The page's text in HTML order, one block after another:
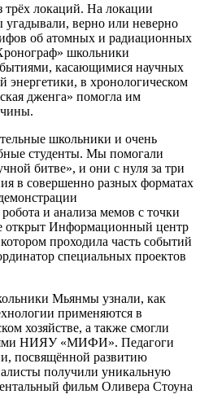
трёх локаций. На локации
верно или неверно
об атомных и радиационных
школьники
касающимися научных
энергетики, в хронологическом
дженга» помогла им
школьники и очень
студенты. Мы помогали
битве», и они с нуля за три
в совершенно разных форматах
и анализа мемов с точки
открыт Информационный центр
проходила часть событий
специальных проектов
Мьянмы узнали, как
применяются в
хозяйстве, а также смогли
НИЯУ «МИФИ». Педагоги
посвящённой развитию
получили уникальную
фильм Оливера Стоуна